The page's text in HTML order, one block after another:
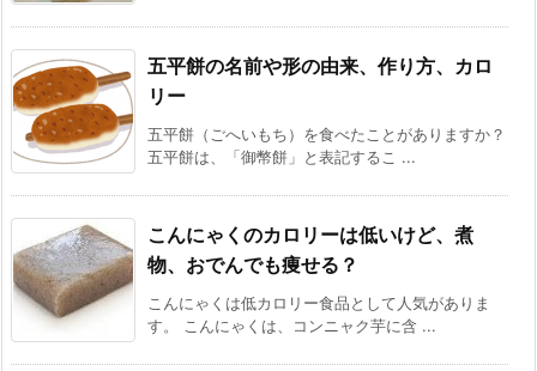
五平餅の名前や形の由来、作り方、カロ
リー
五平餅（ごへいもち）を食べたことがありますか？
五平餅は、「御幣餅」と表記するこ ...
こんにゃくのカロリーは低いけど、煮
物、おでんでも痩せる？
こんにゃくは低カロリー食品として人気がありま
す。 こんにゃくは、コンニャク芋に含 ...